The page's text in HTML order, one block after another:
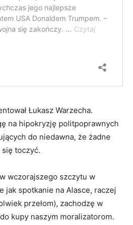
Łukasz Warzecha.
na hipokryzję politpoprawnych
do niedawna, że żadne
toczyć.
wczorajszego szczytu w
jak spotkanie na Alasce, raczej
przełom), zachodzę w
kupy naszym moralizatorom.